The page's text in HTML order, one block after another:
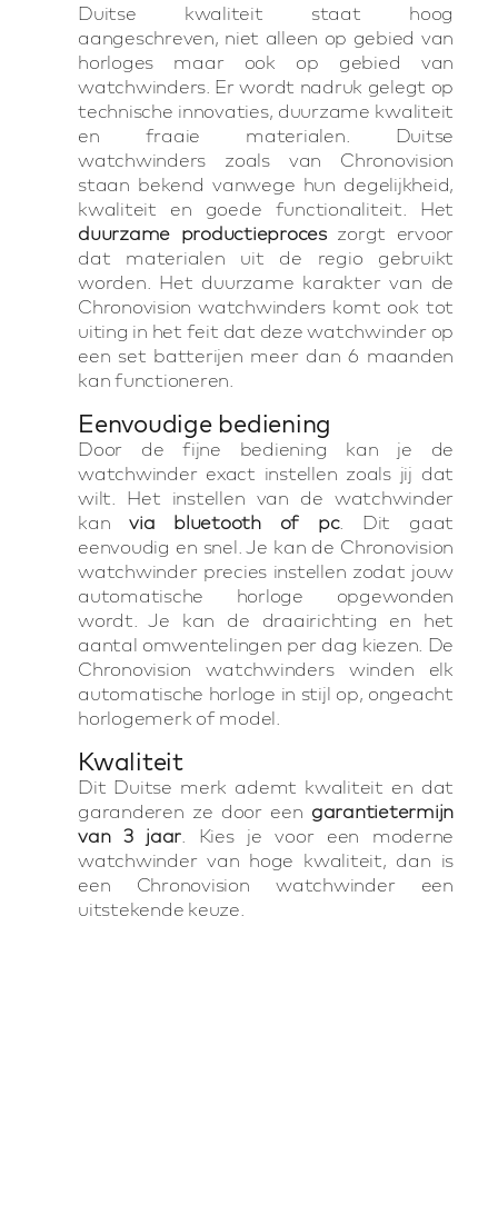
Duitse kwaliteit staat hoog
aangeschreven, niet alleen op gebied van
horloges maar ook op gebied van
watchwinders. Er wordt nadruk gelegt op
technische innovaties, duurzame kwaliteit
en fraaie materialen. Duitse
watchwinders zoals van Chronovision
staan bekend vanwege hun degelijkheid,
kwaliteit en goede functionaliteit. Het
duurzame productieproceszorgt ervoor
dat materialen uit de regio gebruikt
worden. Het duurzame karakter van de
Chronovision watchwinders komt ook tot
uiting in het feit dat deze watchwinder op
een set batterijen meer dan 6 maanden
kan functioneren.
Eenvoudige bediening
Door de fijne bediening kan je de
watchwinder exact instellen zoals jij dat
wilt. Het instellen van de watchwinder
kanvia bluetooth of pc. Dit gaat
eenvoudig en snel. Je kan de Chronovision
watchwinder precies instellen zodat jouw
automatische horloge opgewonden
wordt. Je kan de draairichting en het
aantal omwentelingen per dag kiezen. De
Chronovision watchwinders winden elk
automatische horloge in stijl op, ongeacht
horlogemerk of model.
Kwaliteit
Dit Duitse merk ademt kwaliteit en dat
garanderen ze door een garantietermijn
van 3 jaar . Kies je voor een moderne
watchwinder van hoge kwaliteit, dan is
een Chronovision watchwinder een
uitstekende keuze.